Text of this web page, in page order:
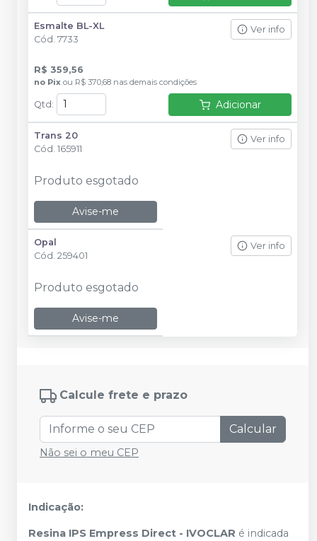
Esmalte BL-XL
Cód. 7733
Ver info
R$ 359,56
no Pix ou R$ 370,68 nas demais condições
Qtd : Adicionar
Trans 20
Cód. 165911
Ver info
Produto esgotado
Avise-me
Opal
Cód. 259401
Ver info
Produto esgotado
Avise-me
Calcule frete e prazo
Calcular
Não sei o meu CEP
Indicação:
Resina IPS Empress Direct - IVOCLAR é indicada